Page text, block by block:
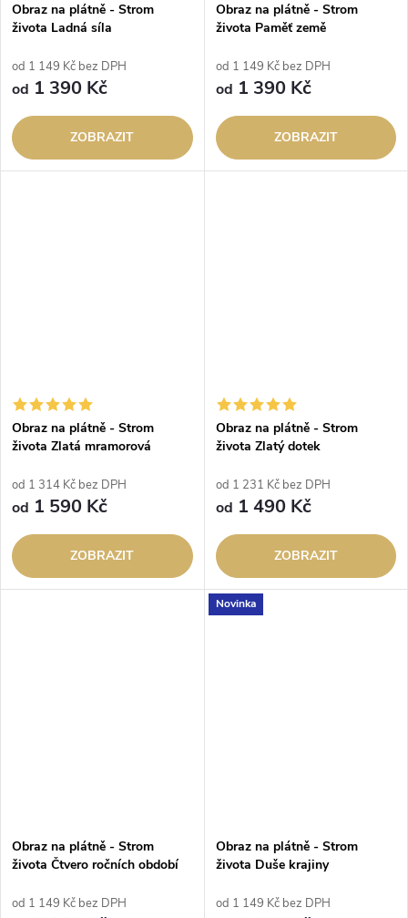
Obraz na plátně - Strom
života Ladná síla
od 1 149 Kč bez DPH
od 1 390 Kč
ZOBRAZIT
Obraz na plátně - Strom
života Paměť země
od 1 149 Kč bez DPH
od 1 390 Kč
ZOBRAZIT
Obraz na plátně - Strom
života Zlatá mramorová
od 1 314 Kč bez DPH
od 1 590 Kč
ZOBRAZIT
Obraz na plátně - Strom
života Zlatý dotek
od 1 231 Kč bez DPH
od 1 490 Kč
ZOBRAZIT
Obraz na plátně - Strom
života Čtvero ročních období
od 1 149 Kč bez DPH
Novinka
Obraz na plátně - Strom
života Duše krajiny
od 1 149 Kč bez DPH